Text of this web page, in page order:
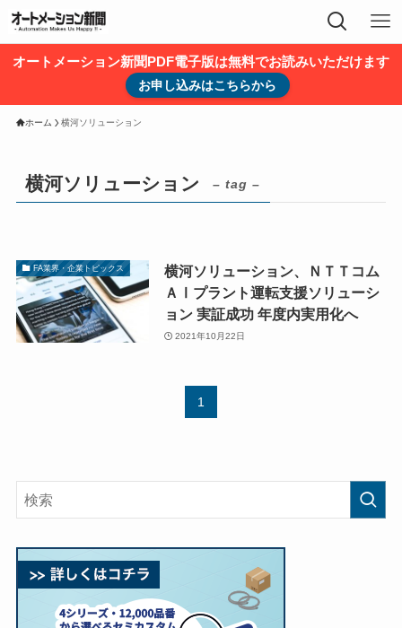
オートメーション新聞PDF電子版は無料でお読みいただけます
お申し込みはこちらから
ホーム 横河ソリューション
横河ソリューション – tag –
FA業界・企業トピックス
横河ソリューション、ＮＴＴコム
ＡⅠプラント運転支援ソリューシ
ョン 実証成功 年度内実用化へ
2021年10月22日
1